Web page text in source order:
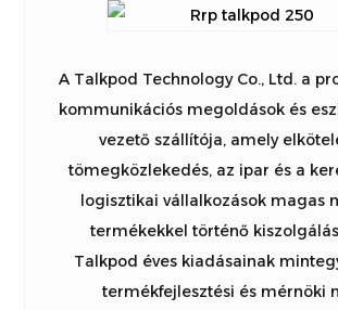
A Talkpod Technology Co., Ltd. a
kommunikációs megoldások és
vezető szállítója, amely
tömegközlekedés, az ipar és a
logisztikai vállalkozások magas
termékekkel történő
Talkpod éves kiadásainak
termékfejlesztési és mérnöki